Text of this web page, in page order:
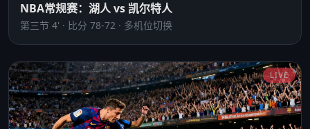
NBA常规赛：湖人 vs 凯尔特人
第三节 4' · 比分 78-72 · 多机位切换
LIVE